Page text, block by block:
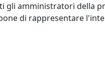
gli amministratori della
di rappresentare